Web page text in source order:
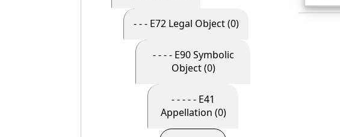
- - - E72 Legal Object (0)
- - - - E90 Symbolic
Object (0)
- - - - - E41
Appellation (0)